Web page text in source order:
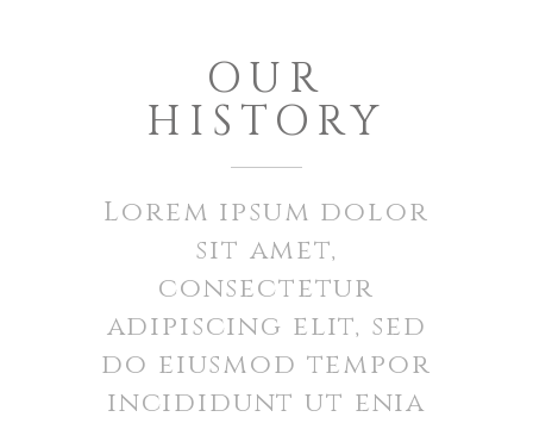
OUR
HISTORY
Lorem ipsum dolor
sit amet,
consectetur
adipiscing elit, sed
do eiusmod tempor
incididunt ut enia